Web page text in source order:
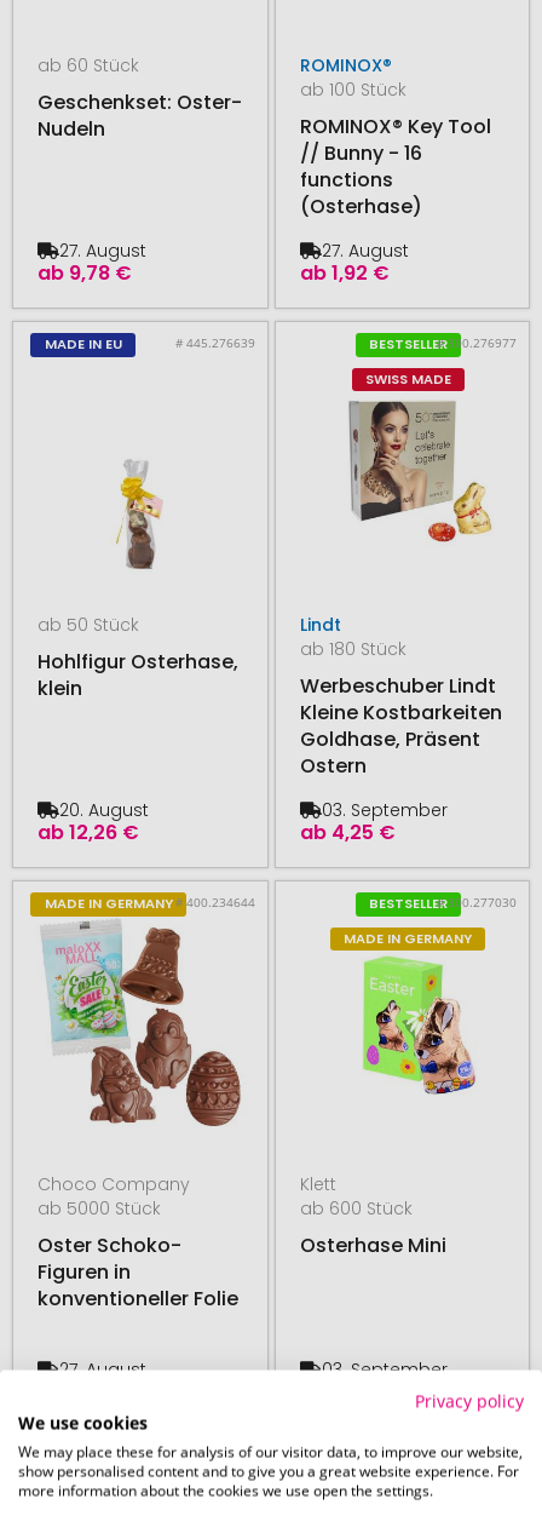
ab 60 Stück
Geschenkset: Oster-
Nudeln
ab 9,78 €
27. August
ROMINOX®
ab 100 Stück
ROMINOX® Key Tool
// Bunny - 16
functions
(Osterhase)
ab1,92 €
27. August
MADE IN EU # 445.276639
ab 50 Stück
Hohlfigur Osterhase,
klein
ab12,26 €
20. August
BESTSELLER
SWISS MADE
# 300.276977
Lindt
ab 180 Stück
Werbeschuber Lindt
Kleine Kostbarkeiten
Goldhase, Präsent
Ostern
ab 4,25 €
03. September
MADE IN GERMANY# 400.234644
Choco Company
ab 5000 Stück
Oster Schoko-
Figuren in
konventioneller Folie
27. August
BESTSELLER
MADE IN GERMANY
# 300.277030
Klett
ab 600 Stück
Osterhase Mini
03. September
#1 MEISTGEKAUFT
MADE IN GERMANY
# 300.222301 MADE IN EU # 445.276640
Privacy policy
We use cookies
We may place these for analysis of our visitor data, to improve our website,
show personalised content and to give you a great website experience. For
more information about the cookies we use open the settings.